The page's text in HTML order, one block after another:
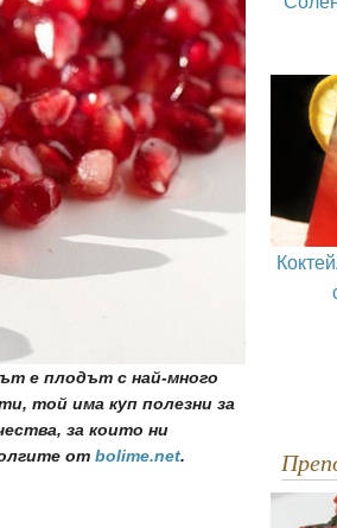
е плодът с най-много
той има куп полезни за
за които ни
отbolime.net.